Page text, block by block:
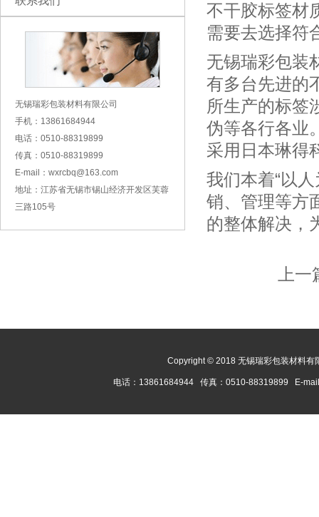
无锡瑞彩包装材料有限公司
手机：13861684944
电话：0510-88319899
传真：0510-88319899
E-mail：wxrcbq@163.com
地址：江苏省无锡市锡山经济开发区芙蓉
三路105号
不干胶标签材
需要去选择符
无锡瑞彩包装
有多台先进的
所生产的标签
伪等各行各业
采用日本琳得
我们本着“以
销、管理等方
的整体解决，
上
Copyright © 2018 无锡瑞彩包装材料
电话：13861684944 传真：0510-88319899 E-